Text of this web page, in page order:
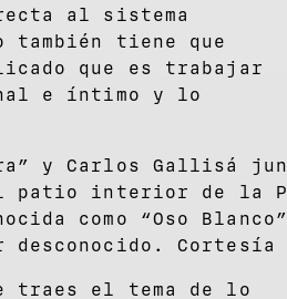
al sistema
tiene que
que es trabajar
e íntimo y lo
y Carlos Gallisá
patio interior de la
como “Oso
desconocido.
traes el tema de lo